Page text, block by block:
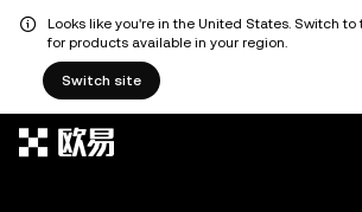
Looks like you're in the United States. Switch
for products available in your region.
Switch site